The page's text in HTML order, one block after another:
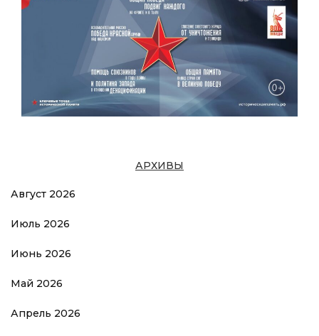
АРХИВЫ
Август 2026
Июль 2026
Июнь 2026
Май 2026
Апрель 2026